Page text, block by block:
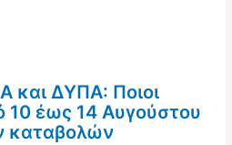
και ΔΥΠΑ: Ποιοι
10 έως 14 Αυγούστου
καταβολών